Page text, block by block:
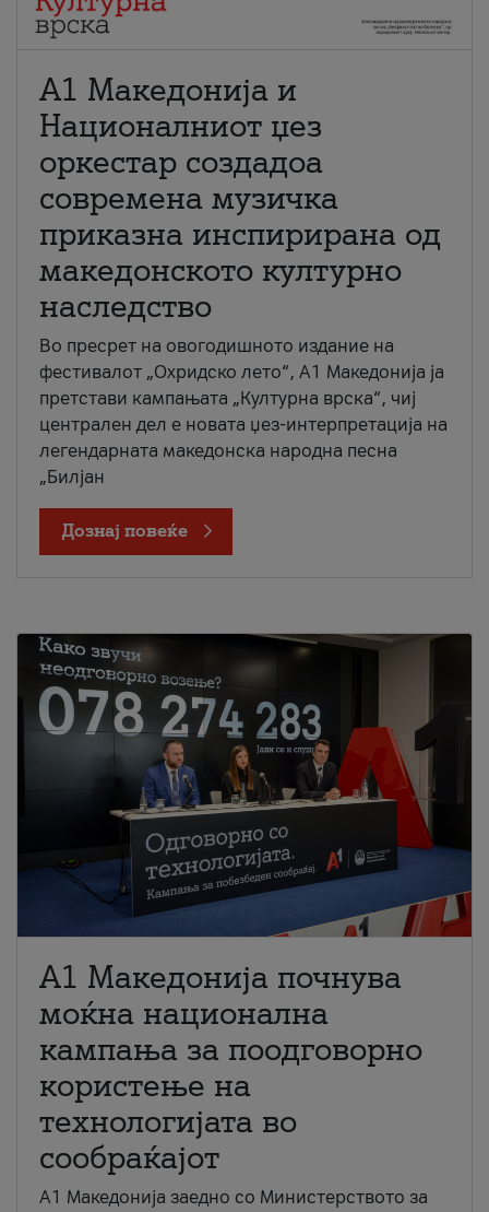
А1 Македонија и
Националниот џез
оркестар создадоа
современа музичка
приказна инспирирана од
македонското културно
наследство
Во пресрет на овогодишното издание на
фестивалот „Охридско лето“, А1 Македонија ја
претстави кампањата „Културна врска“, чиј
централен дел е новата џез-интерпретација на
легендарната македонска народна песна
„Билјан
Дознај повеќе
A1 Македонија почнува
моќна национална
кампања за поодговорно
користење на
технологијата во
сообраќајот
A1 Македонија заедно со Министерството за